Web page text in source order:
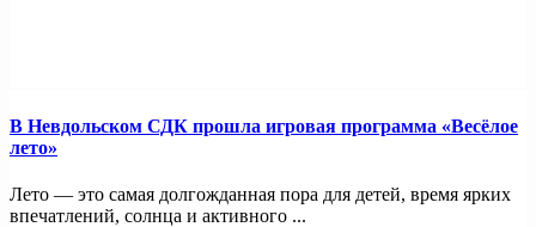
В Невдольском СДК прошла игровая программа «Весёлое
лето»
Лето — это самая долгожданная пора для детей, время ярких
впечатлений, солнца и активного ...